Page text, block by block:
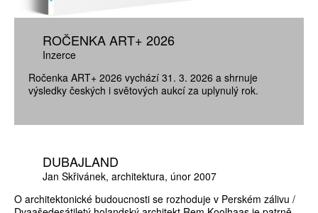
ROČENKA ART+ 2026
Inzerce
Ročenka ART+ 2026 vychází 31. 3. 2026 a shrnuje
výsledky českých i světových aukcí za uplynulý rok.
DUBAJLAND
Jan Skřivánek architektura únor 2007
O architektonické budoucnosti se rozhoduje v Perském zálivu /